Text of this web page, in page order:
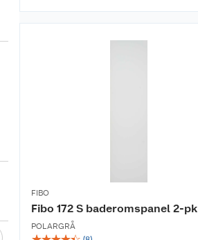
FIBO
Fibo 172 S baderomspanel 2-pk
POLARGRÅ